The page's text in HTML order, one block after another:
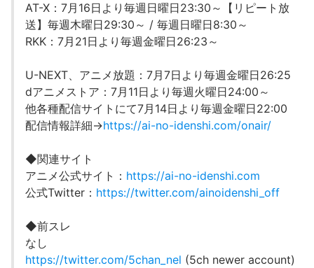
AT-X：7月16日より毎週日曜日23:30～【リピート放
送】毎週木曜日29:30～ / 毎週日曜日8:30～
RKK：7月21日より毎週金曜日26:23～
U-NEXT、アニメ放題：7月7日より毎週金曜日26:25
dアニメストア：7月11日より毎週火曜日24:00～
他各種配信サイトにて7月14日より毎週金曜日22:00
配信情報詳細→https://ai-no-idenshi.com/onair/
◆関連サイト
アニメ公式サイト： https://ai-no-idenshi.com
公式Twitter： https://twitter.com/ainoidenshi_off
◆前スレ
なし
https://twitter.com/5chan_nel (5ch newer account)